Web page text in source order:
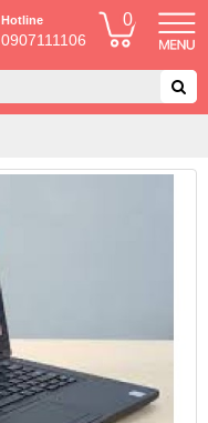
Hotline
0907111106
0